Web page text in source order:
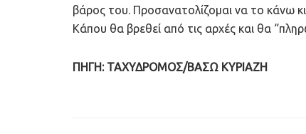
βάρος του. Προσανατολίζομαι να το κάνω
Κάπου θα βρεθεί από τις αρχές και θα
ΠΗΓΗ: ΤΑΧΥΔΡΟΜΟΣ/ΒΑΣΩ ΚΥΡΙΑΖΗ